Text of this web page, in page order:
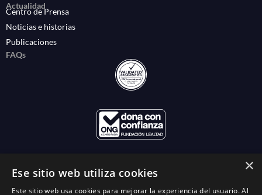
Actualidad
Centro de Prensa
Noticias e historias
Publicaciones
FAQs
×
Ese sitio web utiliza cookies
Este sitio web usa cookies para mejorar la experiencia del usuario. Al